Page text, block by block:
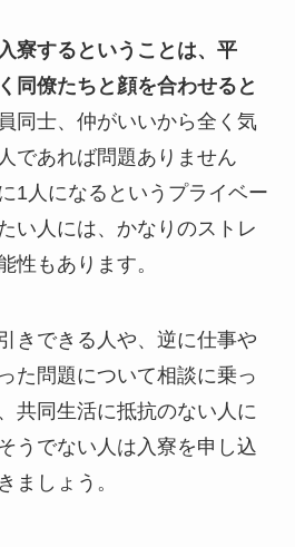
寮するということは、平
同僚たちと顔を合わせると
員同士、仲がいいから全く気
であれば問題ありません
1人になるというプライベー
い人には、かなりのストレ
性もあります。
きできる人や、逆に仕事や
た問題について相談に乗っ
共同生活に抵抗のない人に
うでない人は入寮を申し込
ましょう。